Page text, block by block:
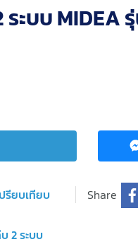
ะบบ MIDEA
รียบเทียบ Share
2 ระบบ